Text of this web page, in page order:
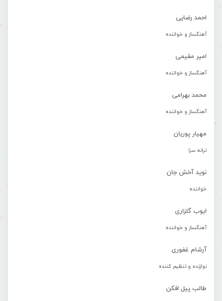
احمد رضایی
آهنگساز و خواننده
امیر مقیمی
آهنگساز و خواننده
محمد بهرامی
آهنگساز و خواننده
مهیار پوریان
ترانه سرا
نوید آخش جان
خواننده
ایوب گلزاری
آهنگساز و خواننده
آرشام غفوری
نوازنده و تنظیم کننده
طالب پیل افکن